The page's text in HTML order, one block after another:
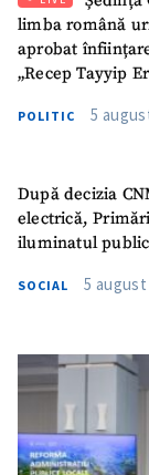
limba română
aprobat
„Recep Tayyip
POLITIC 5
După decizia
electrică,
iluminatul
SOCIAL 5 august